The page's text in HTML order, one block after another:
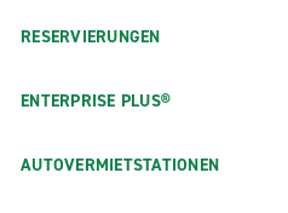
RESERVIERUNGEN
ENTERPRISE PLUS®
AUTOVERMIETSTATIONEN